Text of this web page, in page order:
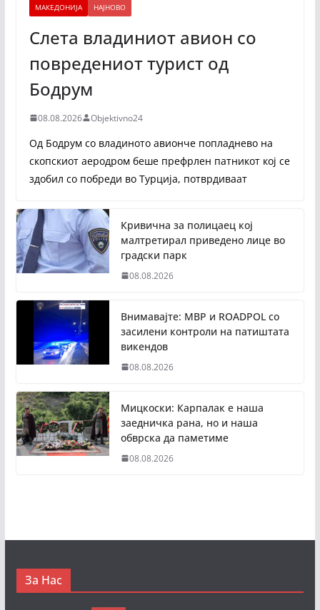
МАКЕДОНИЈА НАЈНОВО
Слета владиниот авион со
повредениот турист од
Бодрум
08.08.2026 Objektivno24
Од Бодрум со владиното авионче попладнево на
скопскиот аеродром беше префрлен патникот кој се
здобил со побреди во Турција, потврдиваат
Кривична за полицаец кој
малтретирал приведено лице во
градски парк
08.08.2026
Внимавајте: МВР и ROADPOL со
засилени контроли на патиштата
викендов
08.08.2026
Мицкоски: Карпалак е наша
заедничка рана, но и наша
обврска да паметиме
08.08.2026
За Нас